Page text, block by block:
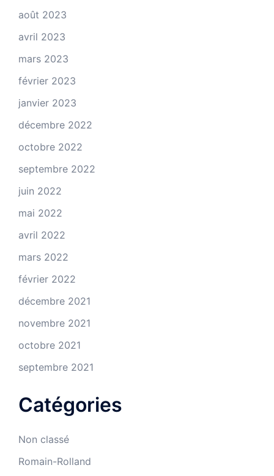
août 2023
avril 2023
mars 2023
février 2023
janvier 2023
décembre 2022
octobre 2022
septembre 2022
juin 2022
mai 2022
avril 2022
mars 2022
février 2022
décembre 2021
novembre 2021
octobre 2021
septembre 2021
Catégories
Non classé
Romain-Rolland